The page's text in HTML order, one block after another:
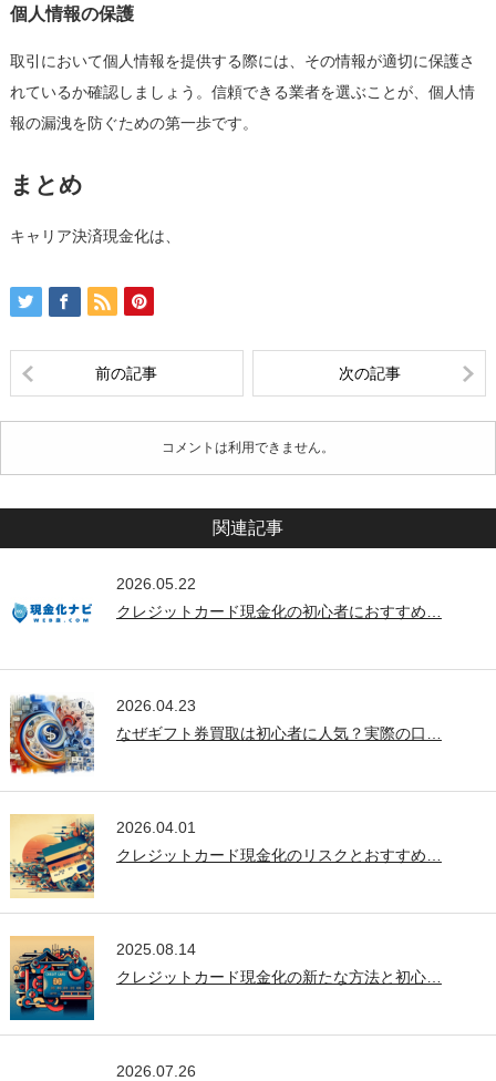
個人情報の保護
取引において個人情報を提供する際には、その情報が適切に保護さ
れているか確認しましょう。信頼できる業者を選ぶことが、個人情
報の漏洩を防ぐための第一歩です。
まとめ
キャリア決済現金化は、
前の記事 次の記事
コメントは利用できません。
関連記事
2026.05.22
クレジットカード現金化の初心者におすすめ…
2026.04.23
なぜギフト券買取は初心者に人気？実際の口…
2026.04.01
クレジットカード現金化のリスクとおすすめ…
2025.08.14
クレジットカード現金化の新たな方法と初心…
2026.07.26